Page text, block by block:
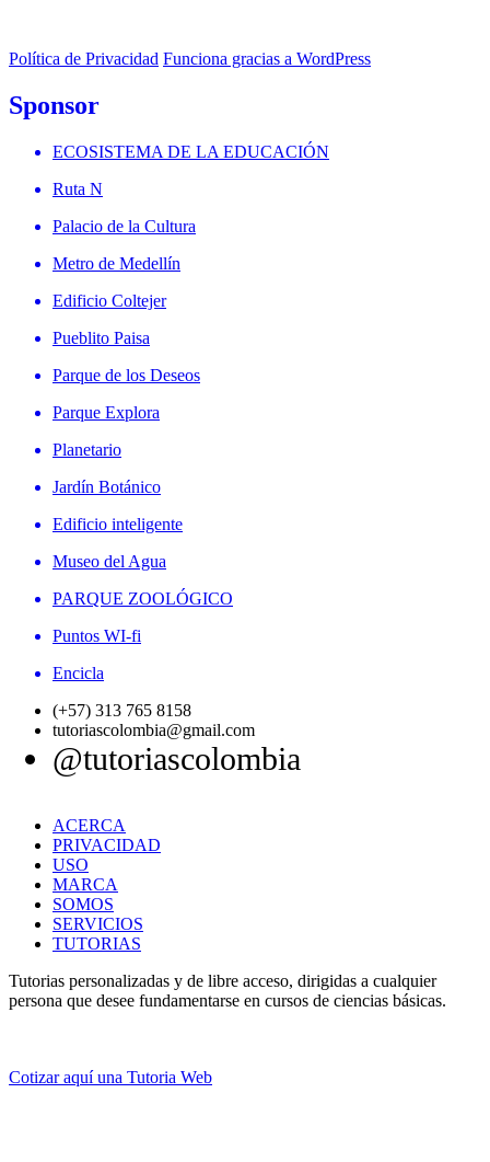
Política de Privacidad Funciona gracias a WordPress
Sponsor
ECOSISTEMA DE LA EDUCACIÓN
Ruta N
Palacio de la Cultura
Metro de Medellín
Edificio Coltejer
Pueblito Paisa
Parque de los Deseos
Parque Explora
Planetario
Jardín Botánico
Edificio inteligente
Museo del Agua
PARQUE ZOOLÓGICO
Puntos WI-fi
Encicla
(+57) 313 765 8158
tutoriascolombia@gmail.com
@tutoriascolombia
ACERCA
PRIVACIDAD
USO
MARCA
SOMOS
SERVICIOS
TUTORIAS
Tutorias personalizadas y de libre acceso, dirigidas a cualquier
persona que desee fundamentarse en cursos de ciencias básicas.
Cotizar aquí una Tutoria Web